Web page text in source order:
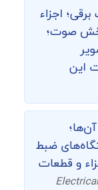
اجزاء
صوت؛
این
ضبط
و قطعات